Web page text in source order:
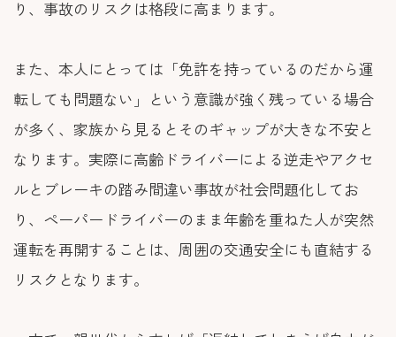
り、事故のリスクは格段に高まります。
また、本人にとっては「免許を持っているのだから運
転しても問題ない」という意識が強く残っている場合
が多く、家族から見るとそのギャップが大きな不安と
なります。実際に高齢ドライバーによる逆走やアクセ
ルとブレーキの踏み間違い事故が社会問題化してお
り、ペーパードライバーのまま年齢を重ねた人が突然
運転を再開することは、周囲の交通安全にも直結する
リスクとなります。